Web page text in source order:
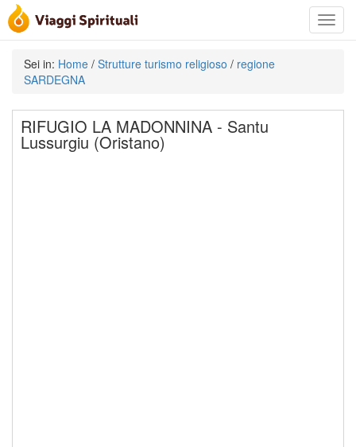
Toggle
Sei in: Home / Strutture turismo religioso / regione
SARDEGNA
RIFUGIO LA MADONNINA - Santu
Lussurgiu (Oristano)